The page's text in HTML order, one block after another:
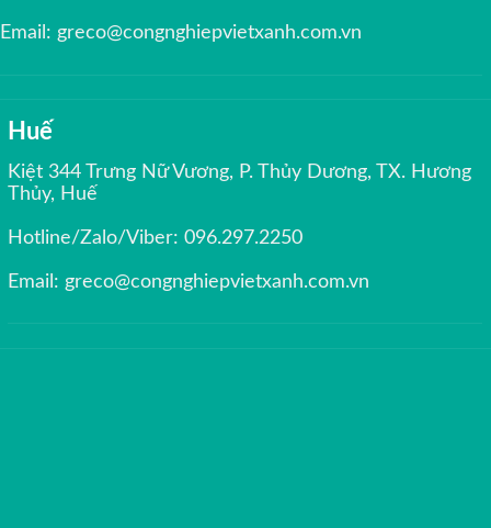
Email: greco@congnghiepvietxanh.com.vn
Huế
Kiệt 344 Trưng Nữ Vương, P. Thủy Dương, TX. Hương
Thủy, Huế
Hotline/Zalo/Viber:096.297.2250
Email: greco@congnghiepvietxanh.com.vn